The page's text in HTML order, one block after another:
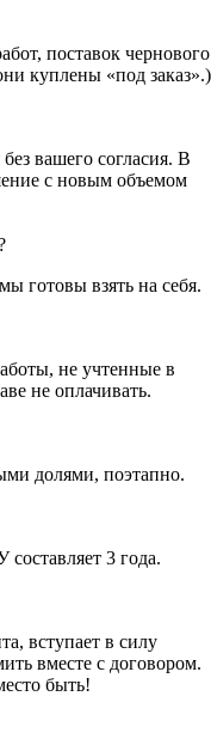
поставок чернового
куплены «под заказ».)
вашего согласия. В
с новым объемом
готовы взять на себя.
не учтенные в
не оплачивать.
долями, поэтапно.
3 года.
вступает в силу
вместе с договором.
быть!